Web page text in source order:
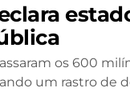
os 600
um rastro de